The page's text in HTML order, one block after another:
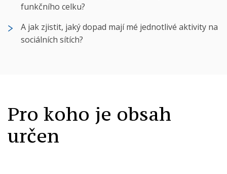
funkčního celku?
A jak zjistit, jaký dopad mají mé jednotlivé aktivity na
sociálních sítích?
Pro koho je obsah
určen